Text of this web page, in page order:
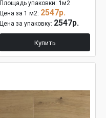
Площадь упаковки: 1 м2
Цена за 1 м2: 2547р.
Цена за упаковку: 2547р.
Купить